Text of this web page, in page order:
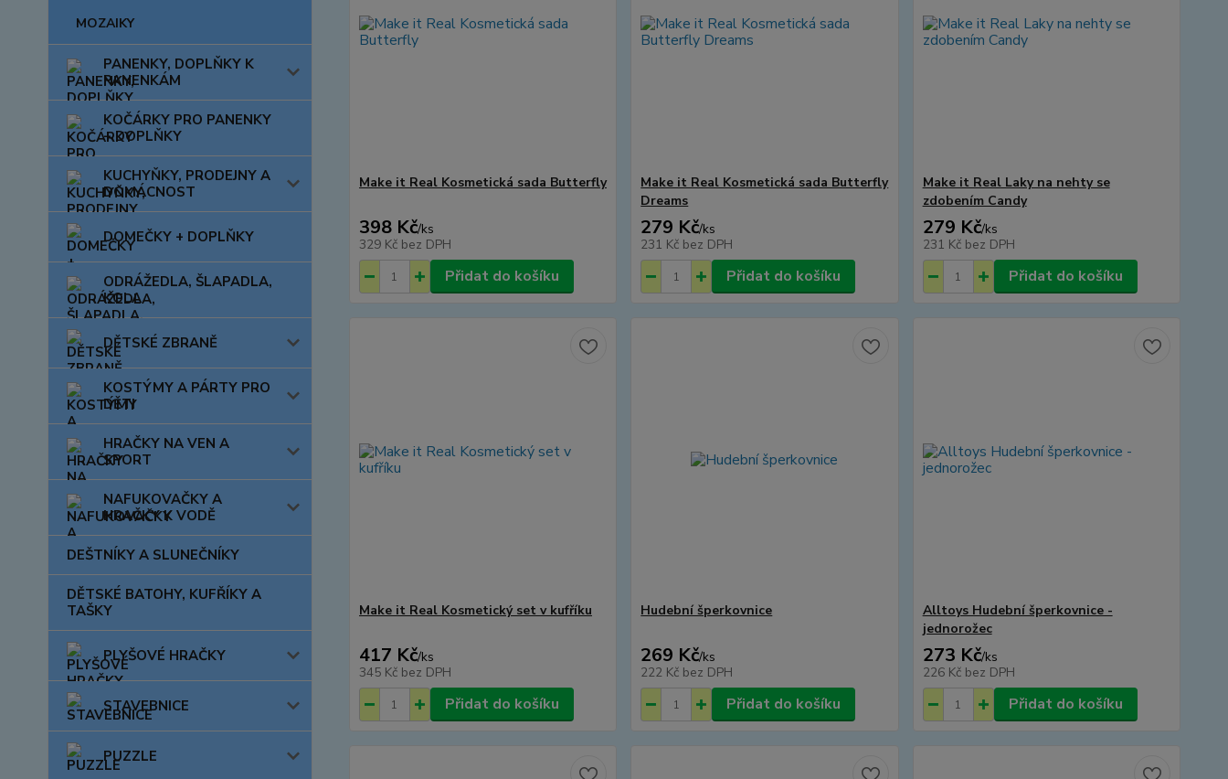
MOZAIKY
PANENKY, DOPLŇKY K
PANENKÁM
KOČÁRKY PRO PANENKY
+ DOPLŇKY
KUCHYŇKY, PRODEJNY A
DOMÁCNOST
DOMEČKY + DOPLŇKY
ODRÁŽEDLA, ŠLAPADLA,
KOLA
DĚTSKÉ ZBRANĚ
KOSTÝMY A PÁRTY PRO
DĚTI
HRAČKY NA VEN A
SPORT
NAFUKOVAČKY A
HRAČKY K VODĚ
DEŠTNÍKY A SLUNEČNÍKY
DĚTSKÉ BATOHY, KUFŘÍKY A
TAŠKY
PLYŠOVÉ HRAČKY
STAVEBNICE
PUZZLE
Make it Real Kosmetická sada Butterfly
398 Kč/ks
329 Kč bez DPH
Přidat do košíku
Make it Real Kosmetická sada Butterfly
Dreams
279 Kč/ks
231 Kč bez DPH
Přidat do košíku
Make it Real Laky na nehty se
zdobením Candy
279 Kč/ks
231 Kč bez DPH
Přidat do košíku
Make it Real Kosmetický set v kufříku
417 Kč/ks
345 Kč bez DPH
Přidat do košíku
Hudební šperkovnice
269 Kč/ks
222 Kč bez DPH
Přidat do košíku
Alltoys Hudební šperkovnice -
jednorožec
273 Kč/ks
226 Kč bez DPH
Přidat do košíku